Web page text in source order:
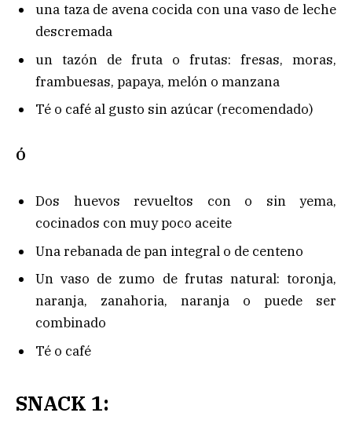
una taza de avena cocida con una vaso de leche
descremada
un tazón de fruta o frutas: fresas, moras,
frambuesas, papaya, melón o manzana
Té o café al gusto sin azúcar (recomendado)
Ó
Dos huevos revueltos con o sin yema,
cocinados con muy poco aceite
Una rebanada de pan integral o de centeno
Un vaso de zumo de frutas natural: toronja,
naranja, zanahoria, naranja o puede ser
combinado
Té o café
SNACK 1: